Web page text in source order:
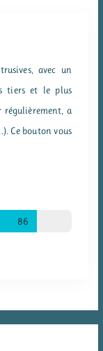
avec un
tiers et le plus
régulièrement, a
Ce bouton vous
86